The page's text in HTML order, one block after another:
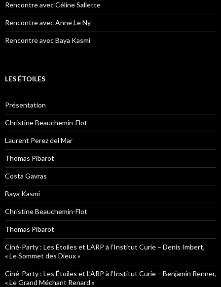
Rencontre avec Céline Sallette
Rencontre avec Anne Le Ny
Rencontre avec Baya Kasmi
LES ÉTOILES
Présentation
Christine Beauchemin-Flot
Laurent Perez del Mar
Thomas Pibarot
Costa Gavras
Baya Kasmi
Christine Beauchemin-Flot
Thomas Pibarot
Ciné-Party : Les Étoiles et L’ARP à l’Institut Curie – Denis Imbert,
« Le Sommet des Dieux »
Ciné-Party : Les Étoiles et L’ARP à l’Institut Curie – Benjamin Renner,
« Le Grand Méchant Renard »